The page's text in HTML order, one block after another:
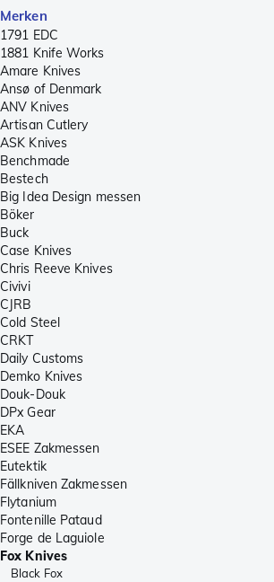
Merken
1791 EDC
1881 Knife Works
Amare Knives
Ansø of Denmark
ANV Knives
Artisan Cutlery
ASK Knives
Benchmade
Bestech
Big Idea Design messen
Böker
Buck
Case Knives
Chris Reeve Knives
Civivi
CJRB
Cold Steel
CRKT
Daily Customs
Demko Knives
Douk-Douk
DPx Gear
EKA
ESEE Zakmessen
Eutektik
Fällkniven Zakmessen
Flytanium
Fontenille Pataud
Forge de Laguiole
Fox Knives
Black Fox